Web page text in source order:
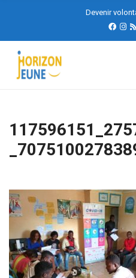
Devenir